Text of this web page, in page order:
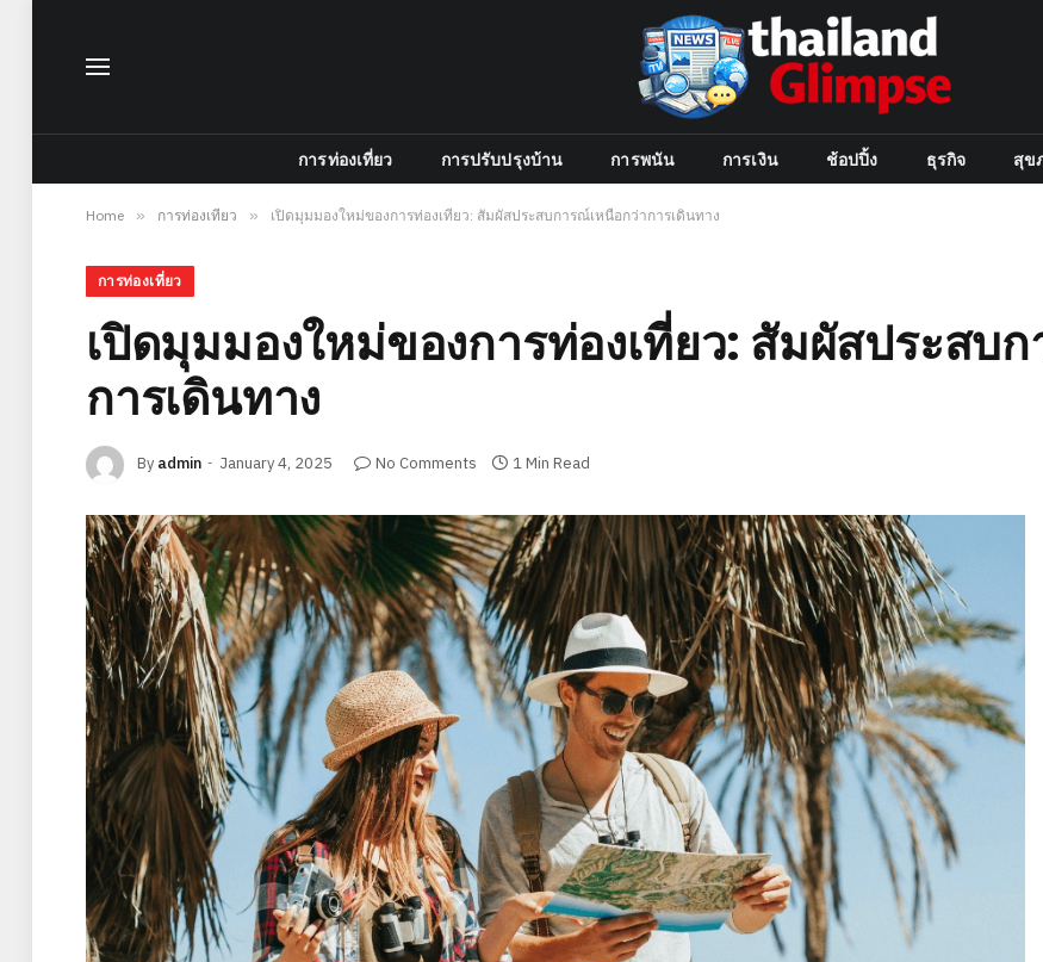
การท่องเที่ยว การปรับปรุงบ้าน การพนัน การเงิน ช้อปปิ้ง ธุรกิจ สุข
Home » การท่องเที่ยว » เปิดมุมมองใหม่ของการท่องเที่ยว: สัมผัสประสบการณ์เหนือกว่าการเดินทาง
การท่องเที่ยว
เปิดมุมมองใหม่ของการท่องเที่ยว: สัมผัสประสบ
การเดินทาง
By admin January 4, 2025 No Comments 1 Min Read